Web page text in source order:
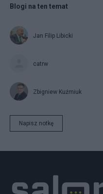
Blogi na ten temat
Jan Filip Libicki
catrw
Zbigniew Kuźmiuk
Napisz notkę